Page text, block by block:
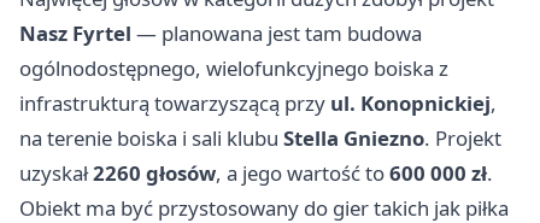
Nasz Fyrtel — planowana jest tam budowa
ogólnodostępnego, wielofunkcyjnego boiska z
infrastrukturą towarzyszącą przy ul. Konopnickiej,
na terenie boiska i sali klubu Stella Gniezno. Projekt
uzyskał2260 głosów, a jego wartość to600 000 zł.
Obiekt ma być przystosowany do gier takich jak piłka